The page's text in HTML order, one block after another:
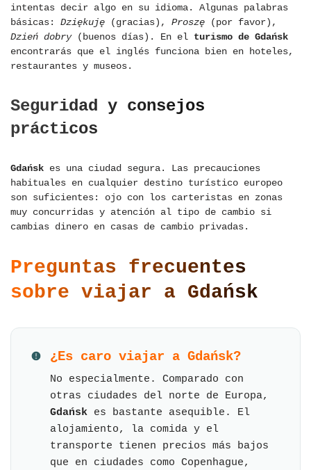
intentas decir algo en su idioma. Algunas palabras
básicas: Dziękuję (gracias), Proszę (por favor),
Dzień dobry(buenos días). En el turismo de Gdańsk
encontrarás que el inglés funciona bien en hoteles,
restaurantes y museos.
Seguridad y consejos
prácticos
Gdańsk es una ciudad segura. Las precauciones
habituales en cualquier destino turístico europeo
son suficientes: ojo con los carteristas en zonas
muy concurridas y atención al tipo de cambio si
cambias dinero en casas de cambio privadas.
Preguntas frecuentes
sobre viajar a Gdańsk
¿Es caro viajar a Gdańsk?
No especialmente. Comparado con
otras ciudades del norte de Europa,
Gdańsk es bastante asequible. El
alojamiento, la comida y el
transporte tienen precios más bajos
que en ciudades como Copenhague,